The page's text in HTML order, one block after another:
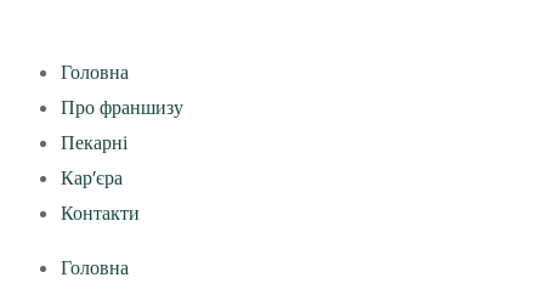
Головна
Про франшизу
Пекарні
Кар’єра
Контакти
Головна